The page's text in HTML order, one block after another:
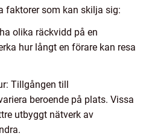
faktorer som kan skilja sig:
olika räckvidd på en
hur långt en förare kan resa
Tillgången till
beroende på plats. Vissa
utbyggt nätverk av